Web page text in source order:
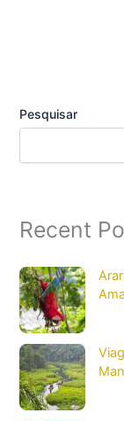
Pesquisar
Recent